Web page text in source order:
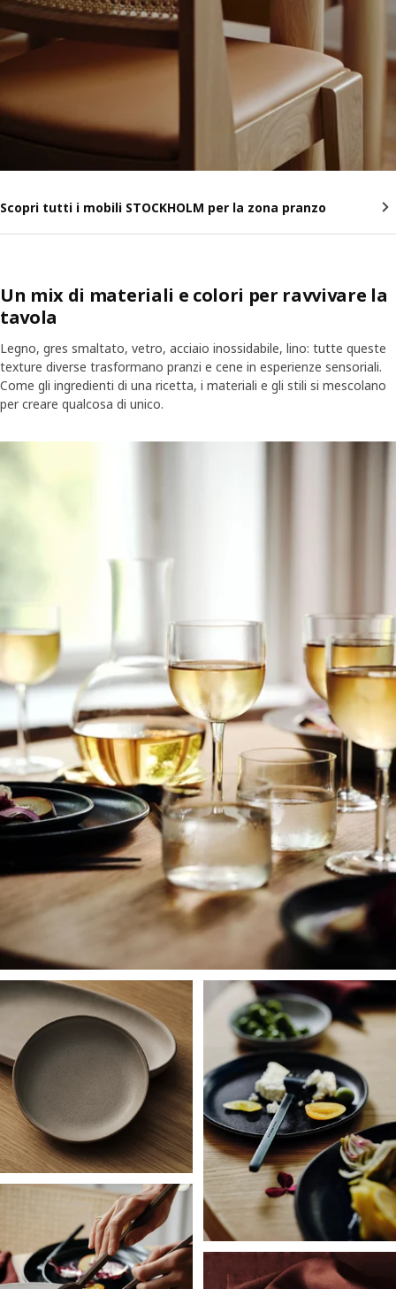
Scopri tutti i mobili STOCKHOLM per la zona pranzo
Un mix di materiali e colori per ravvivare la
tavola
Legno, gres smaltato, vetro, acciaio inossidabile, lino: tutte queste
texture diverse trasformano pranzi e cene in esperienze sensoriali.
Come gli ingredienti di una ricetta, i materiali e gli stili si mescolano
per creare qualcosa di unico.